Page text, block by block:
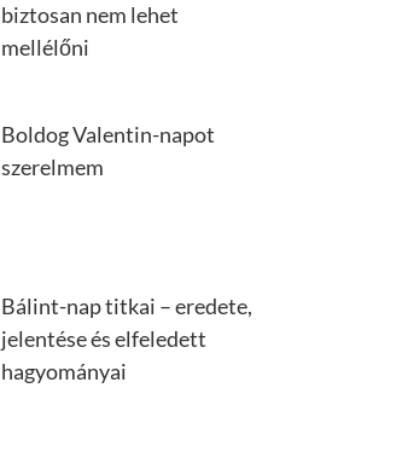
biztosan nem lehet
mellélőni
Boldog Valentin-napot
szerelmem
Bálint-nap titkai – eredete,
jelentése és elfeledett
hagyományai